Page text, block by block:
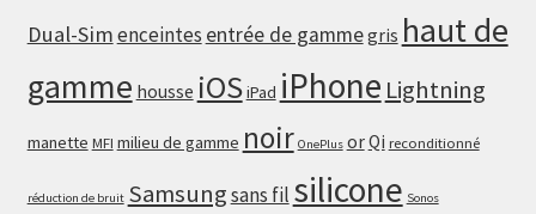
Dual-Simenceintes entrée de gammegris haut de
gamme housse iOSiPad iPhone Lightning
manette MFI milieu de gamme noir OnePlus orQi reconditionné
réduction de bruit Samsungsans fil silicone Sonos